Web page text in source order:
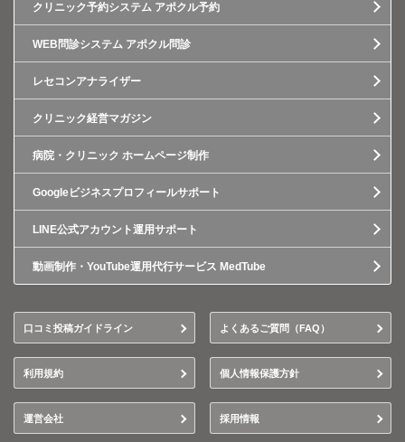
クリニック予約システム アポクル予約
WEB問診システム アポクル問診
レセコンアナライザー
クリニック経営マガジン
病院・クリニック ホームページ制作
Googleビジネスプロフィールサポート
LINE公式アカウント運用サポート
動画制作・YouTube運用代行サービス MedTube
口コミ投稿ガイドライン よくあるご質問（FAQ）
利用規約 個人情報保護方針
運営会社 採用情報